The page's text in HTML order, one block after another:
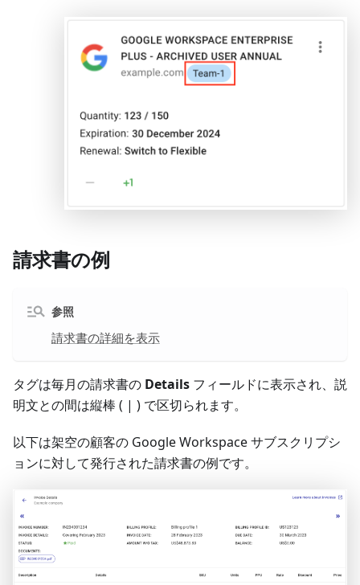
請求書の例
参照
請求書の詳細を表示
タグは毎月の請求書の Details フィールドに表示され、説
明文との間は縦棒 ( | ) で区切られます。
以下は架空の顧客の Google Workspace サブスクリプシ
ョンに対して発行された請求書の例です。